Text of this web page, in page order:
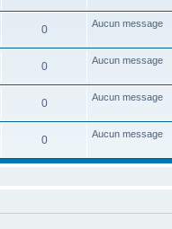
0 Aucun message
0 Aucun message
0 Aucun message
0 Aucun message